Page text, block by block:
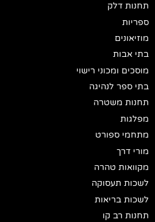
תחנות דלק
ספריות
מוזיאונים
בתי אבות
מוסכים ומכוני רישוי
בתי ספר לנהיגה
תחנות משטרה
מפלגות
מתחמי ספורט
מורי דרך
מקוואות טהרה
לשכות תעסוקה
לשכות בריאות
תחנות רב קו